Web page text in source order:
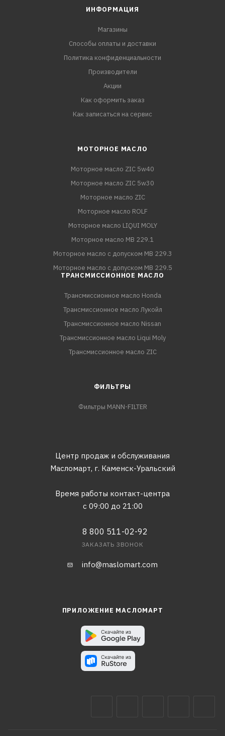
ИНФОРМАЦИЯ
Магазины
Способы оплаты и доставки
Политика конфиденциальности
Производители
Акции
Как оформить заказ
Как записаться на сервис
МОТОРНОЕ МАСЛО
Моторное масло ZIC 5w40
Моторное масло ZIC 5w30
Моторное масло ZIC
Моторное масло ROLF
Моторное масло LIQUI MOLY
Моторное масло MB 229.1
Моторное масло с допуском MB 229.3
Моторное масло с допуском MB 229.5
ТРАНСМИССИОННОЕ МАСЛО
Трансмиссионное масло Honda
Трансмиссионное масло Лукойл
Трансмиссионное масло Nissan
Трансмиссионное масло Liqui Moly
Трансмиссионное масло ZIC
ФИЛЬТРЫ
Фильтры MANN-FILTER
Центр продаж и обслуживания
Масломарт, г. Каменск-Уральский
Время работы контакт-центра
с 09:00 до 21:00
8 800 511-02-92
ЗАКАЗАТЬ ЗВОНОК
info@maslomart.com
ПРИЛОЖЕНИЕ МАСЛОМАРТ